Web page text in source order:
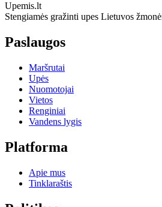
Upemis.lt
Stengiamės gražinti upes Lietuvos
Paslaugos
Maršrutai
Upės
Nuomotojai
Vietos
Renginiai
Vandens lygis
Platforma
Apie mus
Tinklaraštis